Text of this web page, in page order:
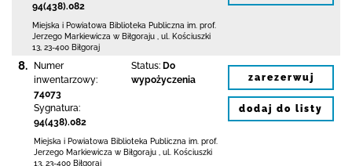
94(438).082
Miejska i Powiatowa Biblioteka Publiczna im. prof.
Jerzego Markiewicza w Biłgoraju
ul. Kościuszki
13 23-400 Biłgoraj
8.
Numer
inwentarzowy:
74073
Sygnatura:
94(438).082
Status: Do
wypożyczenia
Miejska i Powiatowa Biblioteka Publiczna im. prof.
Jerzego Markiewicza w Biłgoraju
ul. Kościuszki
13 23-400 Biłgoraj
zarezerwuj
dodaj do listy